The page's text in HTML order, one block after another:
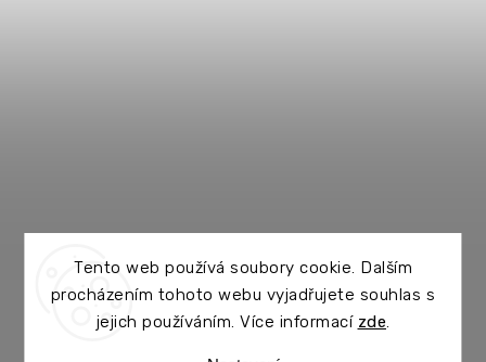
Tento web používá soubory cookie. Dalším
procházením tohoto webu vyjadřujete souhlas s
jejich používáním. Více informací zde.